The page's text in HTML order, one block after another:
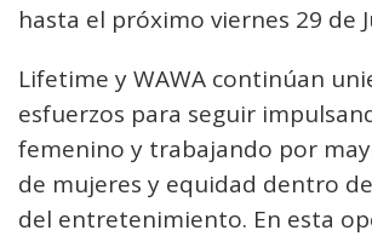
hasta el próximo viernes 29 de
Lifetime y WAWA continúan
esfuerzos para seguir
femenino y trabajando por
de mujeres y equidad dentro
del entretenimiento. En esta